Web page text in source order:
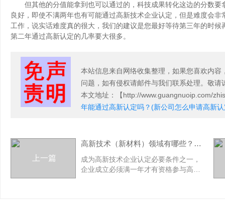
但其他的分值能拿到也可以通过的，科技成果转化这边的分数要
良好，即使不满两年也有可能通过高新技术企业认定，但是难度会
工作，说实话难度真的很大，我们的建议是您最好等待第三年的时
第二年通过高新认定的几率要大很多。
本站信息来自网络收集整理，如果您喜欢内
问题，如有侵权请邮件与我们联系处理。敬请
本文地址 ：【http://www.guangnuoip.com/
年能通过高新认定吗？(新公司怎么申请高新
上一篇
高新技术（新材料）领域有哪些？(高新技术领域新材料包括哪些)
成为高新技术企业认定必要条件之一，
企业成立必须满一年才有资格参与高新